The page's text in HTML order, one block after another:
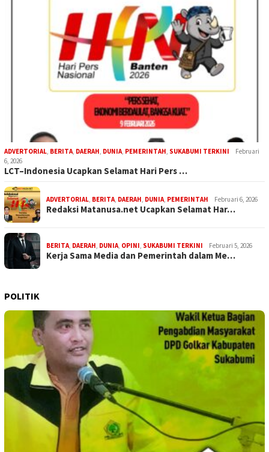
ADVERTORIAL, BERITA, DAERAH, DUNIA, PEMERINTAH, SUKABUMI TERKINI
Februari
6, 2026
LCT–Indonesia Ucapkan Selamat Hari Pers …
ADVERTORIAL, BERITA, DAERAH, DUNIA, PEMERINTAH Februari 6, 2026
Redaksi Matanusa.net Ucapkan Selamat Har…
BERITA, DAERAH, DUNIA, OPINI, SUKABUMI TERKINI Februari 5, 2026
Kerja Sama Media dan Pemerintah dalam Me…
POLITIK